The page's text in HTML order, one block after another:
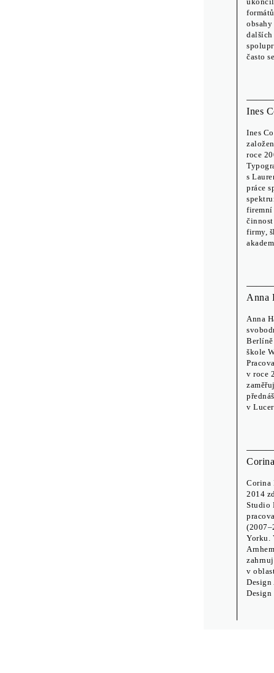
často
Ines
Ines
roce
s
práce
firemní
firmy,
Anna
Anna
škole
v roce
v
Corina
2014
Studio
Yorku.
v
Design
Design